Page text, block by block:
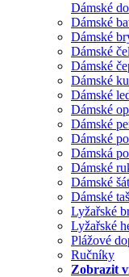
Dámské
Dámské
Dámské
Dámské
Dámské
Dámské
Dámské
Dámské
Dámské
Dámské
Dámská
Dámské
Dámské
Dámské
Lyžařské
Lyžařské
Plážové
Ručníky
Zobrazit